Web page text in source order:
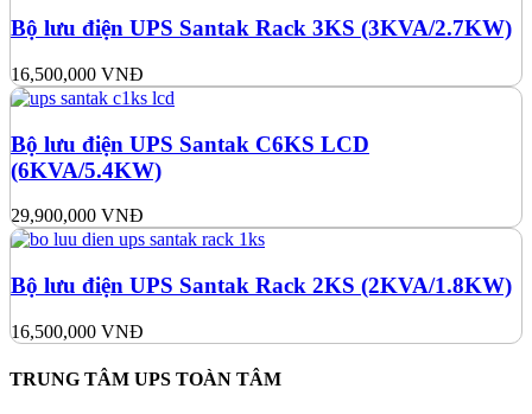
Bộ lưu điện UPS Santak Rack 3KS (3KVA/2.7KW)
16,500,000 VNĐ
Bộ lưu điện UPS Santak C6KS LCD
(6KVA/5.4KW)
29,900,000 VNĐ
Bộ lưu điện UPS Santak Rack 2KS (2KVA/1.8KW)
16,500,000 VNĐ
TRUNG TÂM UPS TOÀN TÂM